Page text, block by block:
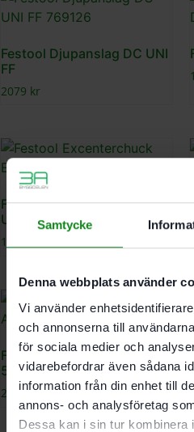
Samtycke
Denna webbplats använder
Vi använder
och annonserna till
för sociala medier och
vidarebefordrar även sådana
information från din enhet till
annons- och analysföretag
Dessa kan i sin tur kombinera
Festool Djupanslag DC UNI
FF
2079 kr
Festool Excenterchuck EX-
UNI
1972
Festool Magasintillsats AF
55-DWC
2853kr